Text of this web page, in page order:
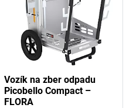
Vozík na zber odpadu
Picobello Compact –
FLORA